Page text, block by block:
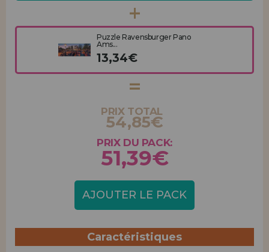
Puzzle Ravensburger Pano
Ams...
13,34€
PRIX TOTAL
54,85€
PRIX DU PACK:
51,39€
AJOUTER LE PACK
Caractéristiques